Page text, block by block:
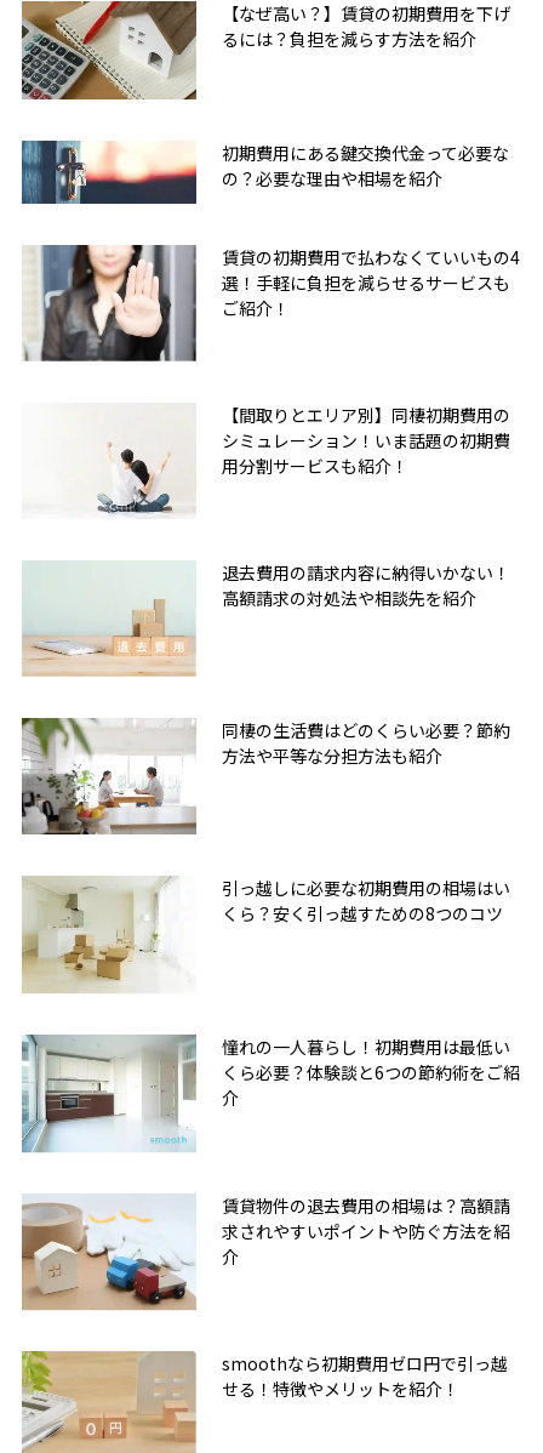
【なぜ高い？】賃貸の初期費用を下げ
るには？負担を減らす方法を紹介
初期費用にある鍵交換代金って必要な
の？必要な理由や相場を紹介
賃貸の初期費用で払わなくていいもの4
選！手軽に負担を減らせるサービスも
ご紹介！
【間取りとエリア別】同棲初期費用の
シミュレーション！いま話題の初期費
用分割サービスも紹介！
退去費用の請求内容に納得いかない！
高額請求の対処法や相談先を紹介
同棲の生活費はどのくらい必要？節約
方法や平等な分担方法も紹介
引っ越しに必要な初期費用の相場はい
くら？安く引っ越すための8つのコツ
憧れの一人暮らし！初期費用は最低い
くら必要？体験談と6つの節約術をご紹
介
賃貸物件の退去費用の相場は？高額請
求されやすいポイントや防ぐ方法を紹
介
smoothなら初期費用ゼロ円で引っ越
せる！特徴やメリットを紹介！